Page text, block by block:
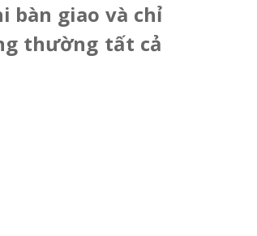
bàn giao và chỉ
thường tất cả